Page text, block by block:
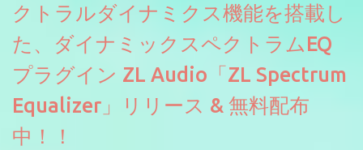
クトラルダイナミクス機能を搭載し
た、ダイナミックスペクトラムEQ
プラグイン ZL Audio「ZL Spectrum
Equalizer」リリース & 無料配布
中！！